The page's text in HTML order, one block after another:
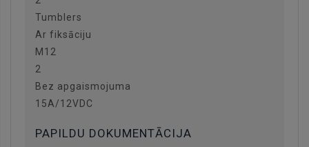
Tumblers
Ar fiksāciju
M12
2
Bez apgaismojuma
15A/12VDC
PAPILDU DOKUMENTĀCIJA